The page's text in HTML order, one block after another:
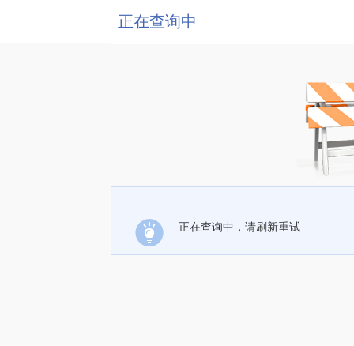
正在查询中
正在查询中，请刷新重试